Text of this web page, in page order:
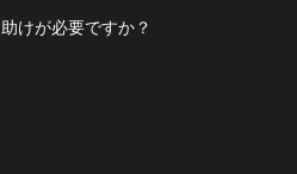
助けが必要ですか？